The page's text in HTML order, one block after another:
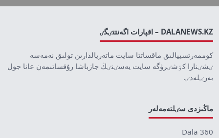
DALANEWS.KZ – اقپارات اگەنتتٸگٸ
كوممەرتسييالىق ماقساتتا سايت ماتەريالدارىن تولىق نەمەسە
ٸشٸنارا كٶشٸرۋگە سايت يەسٸنٸڭ جازباشا رۇقساتىمەن عانا جول
بەرٸلەدٸ.
ماڭىزدى سٸلتەمەلەر
Dala 360